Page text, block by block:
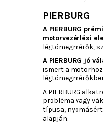
PIERBURG
A PIERBURG
motorvezérlési
légtömegmérők,
A PIERBURG jó
ismert a motorhoz
A PIERBURG
probléma vagy
típusa,
alapján.